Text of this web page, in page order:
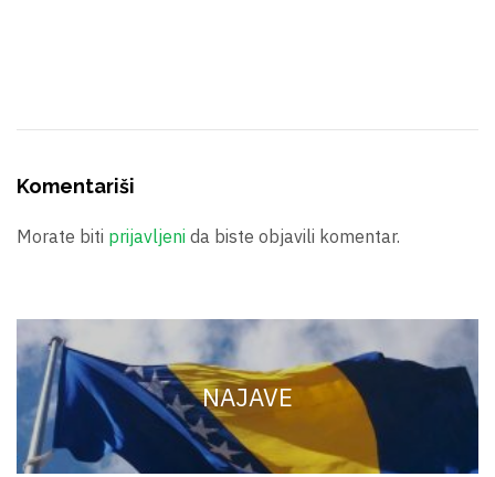
Komentariši
Morate biti prijavljeni da biste objavili komentar.
NAJAVE